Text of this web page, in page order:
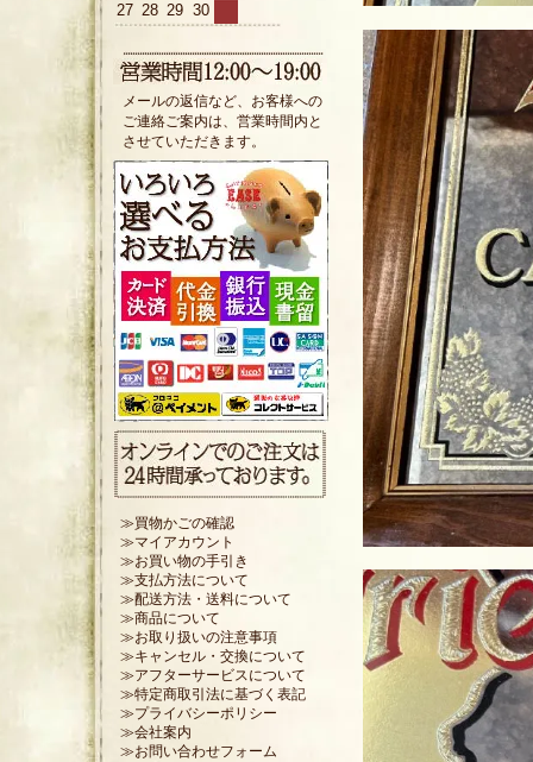
27 28 29 30
メールの返信など、お客様への
ご連絡ご案内は、営業時間内と
させていただきます。
≫買物かごの確認
≫マイアカウント
≫お買い物の手引き
≫支払方法について
≫配送方法・送料について
≫商品について
≫お取り扱いの注意事項
≫キャンセル・交換について
≫アフターサービスについて
≫特定商取引法に基づく表記
≫プライバシーポリシー
≫会社案内
≫お問い合わせフォーム